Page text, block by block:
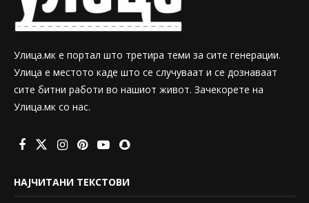
Улица.мк е портал што третира теми за сите генерации.
Улица е местото каде што се случуваат и се дознаваат
сите битни работи во нашиот живот. Зачекорете на
Улица.мк со нас.
НАЈЧИТАНИ ТЕКСТОВИ